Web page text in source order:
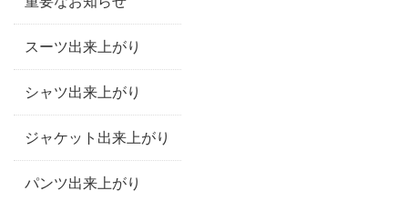
スーツ出来上がり
シャツ出来上がり
ジャケット出来上がり
パンツ出来上がり